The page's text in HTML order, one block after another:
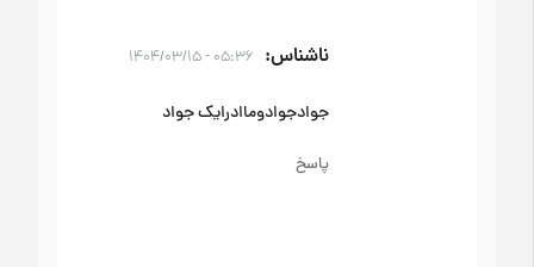
ناشناس ۰۵:۳۶ - ۱۴۰۴/۰۳/۱۵
جوادجوادوماادرایک جواد
پاسخ